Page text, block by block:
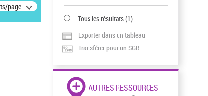
page
Tous les résultats(1)
Exporter dans un tableau
Transférer pour un SGB
AUTRES RESSOURCES